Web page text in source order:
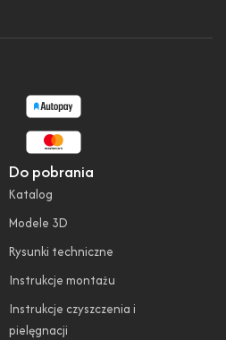
Do pobrania
Katalog
Modele 3D
Rysunki techniczne
Instrukcje montażu
Instrukcje czyszczenia i
pielęgnacji